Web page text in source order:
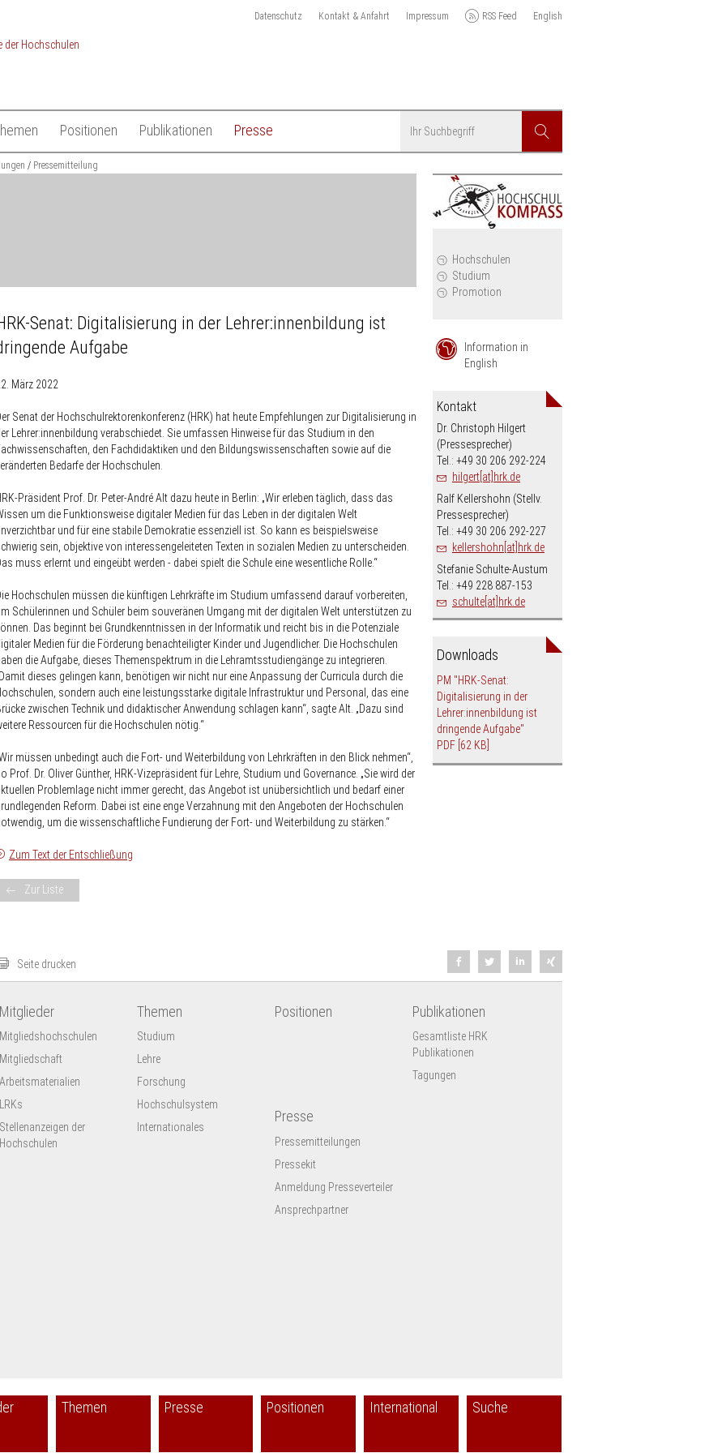
Datenschutz Kontakt & Anfahrt Impressum RSS Feed English
Suchen
Hochschulen
Studium
Positionen Publikationen Presse
Pressemitteilung
Senat: Digitalisierung in der Lehrer:innenbildung ist
Aufgabe
März 2022
Senat der Hochschulrektorenkonferenz (HRK) hat heute Empfehlungen zur Digitalisierung in
Lehrer:innenbildung verabschiedet. Sie umfassen Hinweise für das Studium in den
den Fachdidaktiken und den Bildungswissenschaften sowie auf die
Bedarfe der Hochschulen.
Präsident Prof. Dr. Peter-André Alt dazu heute in Berlin: „Wir erleben täglich, dass das
um die Funktionsweise digitaler Medien für das Leben in der digitalen Welt
und für eine stabile Demokratie essenziell ist. So kann es beispielsweise
sein, objektive von interessengeleiteten Texten in sozialen Medien zu unterscheiden.
muss erlernt und eingeübt werden - dabei spielt die Schule eine wesentliche Rolle.“
Hochschulen müssen die künftigen Lehrkräfte im Studium umfassend darauf vorbereiten,
Schülerinnen und Schüler beim souveränen Umgang mit der digitalen Welt unterstützen zu
Das beginnt bei Grundkenntnissen in der Informatik und reicht bis in die Potenziale
Medien für die Förderung benachteiligter Kinder und Jugendlicher. Die Hochschulen
die Aufgabe, dieses Themenspektrum in die Lehramtsstudiengänge zu integrieren.
dieses gelingen kann, benötigen wir nicht nur eine Anpassung der Curricula durch die
sondern auch eine leistungsstarke digitale Infrastruktur und Personal, das eine
zwischen Technik und didaktischer Anwendung schlagen kann“, sagte Alt. „Dazu sind
Ressourcen für die Hochschulen nötig.“
müssen unbedingt auch die Fort- und Weiterbildung von Lehrkräften in den Blick nehmen“,
Prof. Dr. Oliver Günther, HRK-Vizepräsident für Lehre, Studium und Governance. „Sie wird der
Problemlage nicht immer gerecht, das Angebot ist unübersichtlich und bedarf einer
Reform. Dabei ist eine enge Verzahnung mit den Angeboten der Hochschulen
um die wissenschaftliche Fundierung der Fort- und Weiterbildung zu stärken.“
Zum Text der Entschließung
Zur Liste
Hochschulen
Studium
Promotion
Information in
English
Kontakt
Dr. Christoph Hilgert
(Pressesprecher)
Tel.: +49 30 206 292-224
hilgert[at]hrk.de
Ralf Kellershohn (Stellv.
Pressesprecher)
Tel.: +49 30 206 292-227
kellershohn[at]hrk.de
Stefanie Schulte-Austum
Tel.: +49 228 887-153
schulte[at]hrk.de
Downloads
PM "HRK-Senat:
Digitalisierung in der
Lehrer:innenbildung ist
dringende Aufgabe"
PDF [62 KB]
Seite drucken
Mitglieder
Mitgliedshochschulen
Mitgliedschaft
Arbeitsmaterialien
LRKs
Stellenanzeigen der
Hochschulen
Themen
Studium
Lehre
Forschung
Hochschulsystem
Internationales
Positionen Publikationen
Gesamtliste HRK
Publikationen
Tagungen
Presse
Pressemitteilungen
Pressekit
Anmeldung Presseverteiler
Ansprechpartner
Themen Presse Positionen International Suche